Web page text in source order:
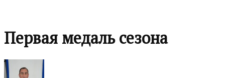
Первая медаль сезона